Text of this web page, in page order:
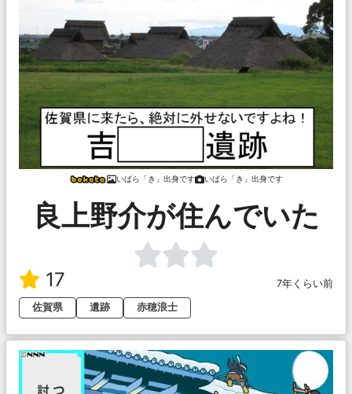
いばら「き」出身です いばら「き」出身です
良上野介が住んでいた
17
7年くらい前
佐賀県
遺跡 赤穂浪士